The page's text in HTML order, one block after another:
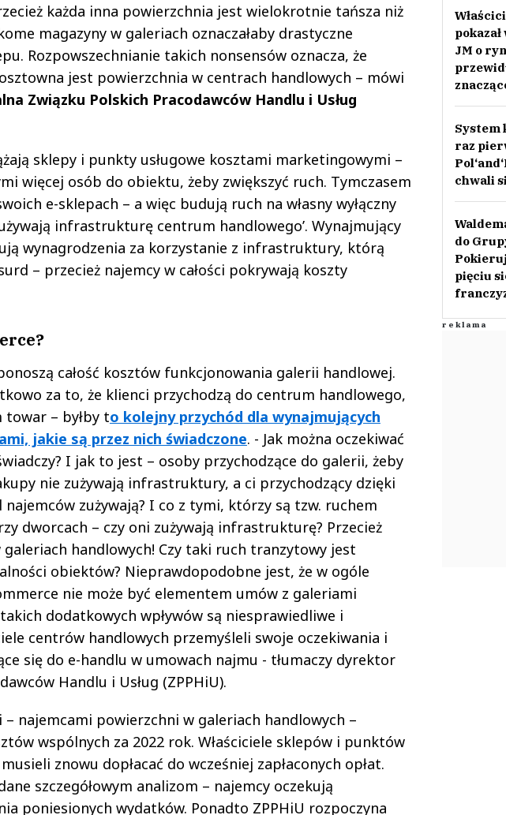
każda inna powierzchnia jest wielokrotnie tańsza niż
magazyny w galeriach oznaczałaby drastyczne
Rozpowszechnianie takich nonsensów oznacza, że
jest powierzchnia w centrach handlowych – mówi
Związku Polskich Pracodawców Handlu i Usług
sklepy i punkty usługowe kosztami marketingowymi –
więcej osób do obiektu, żeby zwiększyć ruch. Tymczasem
e-sklepach – a więc budują ruch na własny wyłączny
infrastrukturę centrum handlowego’. Wynajmujący
wynagrodzenia za korzystanie z infrastruktury, którą
– przecież najemcy w całości pokrywają koszty
całość kosztów funkcjonowania galerii handlowej.
za to, że klienci przychodzą do centrum handlowego,
towar – byłby to kolejny przychód dla wynajmujących
jakie są przez nich świadczone. - Jak można oczekiwać
I jak to jest – osoby przychodzące do galerii, żeby
nie zużywają infrastruktury, a ci przychodzący dzięki
zużywają? I co z tymi, którzy są tzw. ruchem
dworcach – czy oni zużywają infrastrukturę? Przecież
galeriach handlowych! Czy taki ruch tranzytowy jest
obiektów? Nieprawdopodobne jest, że w ogóle
nie może być elementem umów z galeriami
dodatkowych wpływów są niesprawiedliwe i
centrów handlowych przemyśleli swoje oczekiwania i
się do e-handlu w umowach najmu - tłumaczy dyrektor
Handlu i Usług (ZPPHiU).
– najemcami powierzchni w galeriach handlowych –
wspólnych za 2022 rok. Właściciele sklepów i punktów
znowu dopłacać do wcześniej zapłaconych opłat.
szczegółowym analizom – najemcy oczekują
poniesionych wydatków. Ponadto ZPPHiU rozpoczyna
JM o
System
raz
chwali
do
pięciu